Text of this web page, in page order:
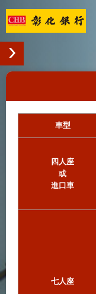
車型
四人座
或
進口車
七人座